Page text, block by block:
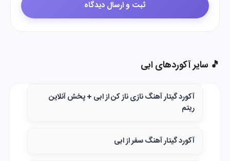
🎵 سایر آکوردهای ابی
آکورد گیتار آهنگ نازی ناز کن از ابی + پخش آنلاین
ریتم
آکورد گیتار آهنگ سفر از ابی